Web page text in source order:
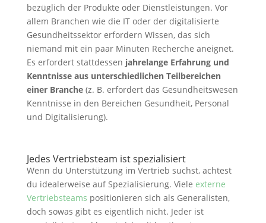
bezüglich der Produkte oder Dienstleistungen. Vor
allem Branchen wie die IT oder der digitalisierte
Gesundheitssektor erfordern Wissen, das sich
niemand mit ein paar Minuten Recherche aneignet.
Es erfordert stattdessen jahrelange Erfahrung und
Kenntnisse aus unterschiedlichen Teilbereichen
einer Branche(z. B. erfordert das Gesundheitswesen
Kenntnisse in den Bereichen Gesundheit, Personal
und Digitalisierung).
Jedes Vertriebsteam ist spezialisiert
Wenn du Unterstützung im Vertrieb suchst, achtest
du idealerweise auf Spezialisierung. Viele externe
Vertriebsteams positionieren sich als Generalisten,
doch sowas gibt es eigentlich nicht. Jeder ist